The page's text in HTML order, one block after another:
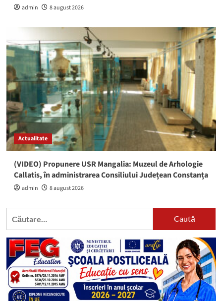
admin 8 august 2026
Actualitate
(VIDEO) Propunere USR Mangalia: Muzeul de Arhologie
Callatis, în administrarea Consiliului Județean Constanța
admin 8 august 2026
Caută